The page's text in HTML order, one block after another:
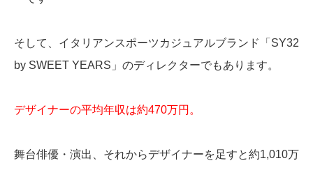
そして、イタリアンスポーツカジュアルブランド「SY32
by SWEET YEARS」のディレクターでもあります。
デザイナーの平均年収は約470万円。
舞台俳優・演出、それからデザイナーを足すと約1,010万